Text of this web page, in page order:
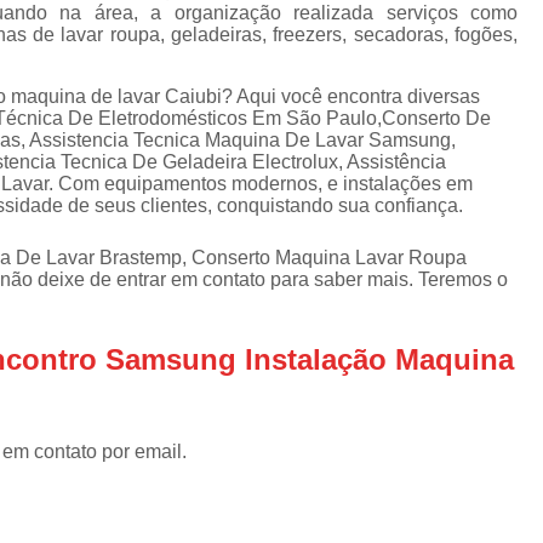
Assistencia Tecnica Refrigerador
Assistencia Tecnica
Assistencia Tecnica Refrigerador Electrolux
Refrigerador Assistencia Tecnica
Assistencia Tecnica Lavadora Secadora
Assistencia Tecnica Maquina Secadora de
Assistencia Tecnica
Assistencia Tecnica Secadora Enxuta
na área, a organização realizada serviços como
de lavar roupa, geladeiras, freezers, secadoras, fogões,
maquina de lavar Caiubi? Aqui você encontra diversas
De Eletrodomésticos Em São Paulo,Conserto De
Assistencia Tecnica Maquina De Lavar Samsung,
Tecnica De Geladeira Electrolux, Assistência
Com equipamentos modernos, e instalações em
de seus clientes, conquistando sua confiança.
De Lavar Brastemp, Conserto Maquina Lavar Roupa
deixe de entrar em contato para saber mais. Teremos o
Samsung Instalação Maquina
contato por email.